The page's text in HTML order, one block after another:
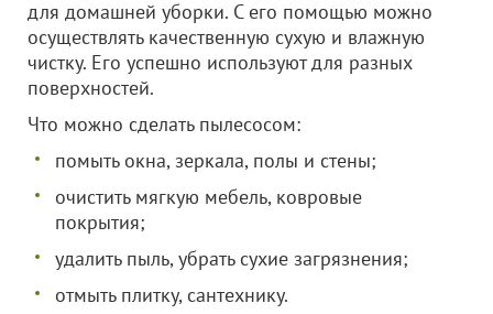
для домашней уборки. С его помощью можно
осуществлять качественную сухую и влажную
чистку. Его успешно используют для разных
поверхностей.
Что можно сделать пылесосом:
помыть окна, зеркала, полы и стены;
очистить мягкую мебель, ковровые
покрытия;
удалить пыль, убрать сухие загрязнения;
отмыть плитку, сантехнику.